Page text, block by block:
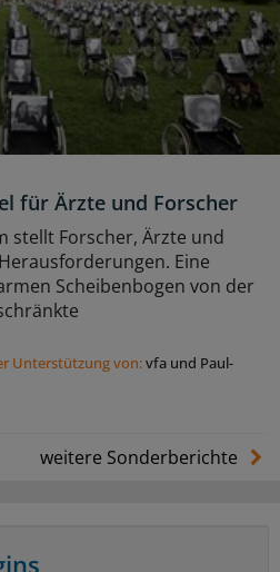
für Ärzte und Forscher
stellt Forscher, Ärzte und
Eine
Scheibenbogen von der
Unterstützung von:vfa und Paul-
weitere Sonderberichte